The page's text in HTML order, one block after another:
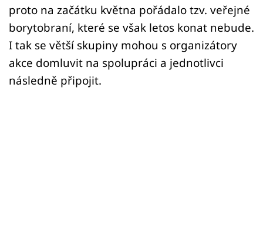
proto na začátku května pořádalo tzv. veřejné
borytobraní, které se však letos konat nebude.
I tak se větší skupiny mohou s organizátory
akce domluvit na spolupráci a jednotlivci
následně připojit.